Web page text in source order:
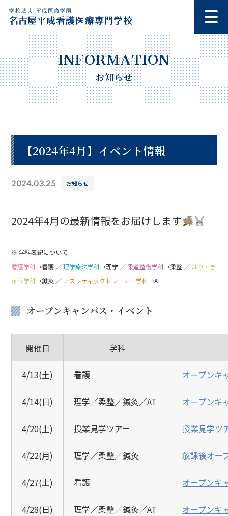
お知らせ
【2024年4月】イベント情報
2024.03.25 お知らせ
2024年4月の最新情報をお届けします
※ 学科表記について
看護学科→看護 ／理学療法学科→理学 ／ 柔道整復学科→柔整 ／ はり・き
ゅう学科→鍼灸 ／ アスレティックトレーナー学科→AT
オープンキャンパス・イベント
開催日 学科
4/13(土) 看護 オープンキ
4/14(日) 理学／柔整／鍼灸／AT オープンキ
4/20(土) 授業見学ツアー 授業見学ツ
4/22(月) 理学／柔整／鍼灸 放課後オー
4/27(土) 看護 オープンキ
4/28(日) 理学／柔整／鍼灸／AT オープンキ